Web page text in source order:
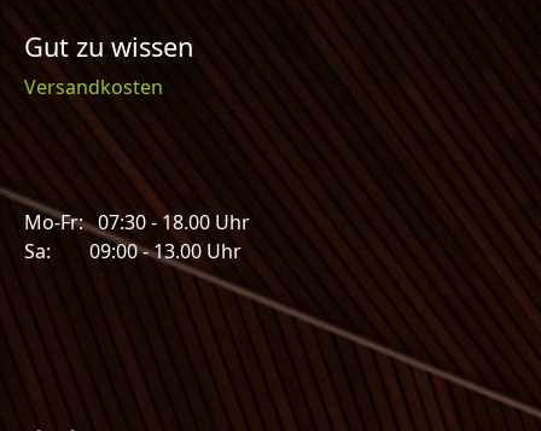
Gut zu wissen
Versandkosten
Mo-Fr: 07:30 - 18.00 Uhr
Sa: 09:00 - 13.00 Uhr